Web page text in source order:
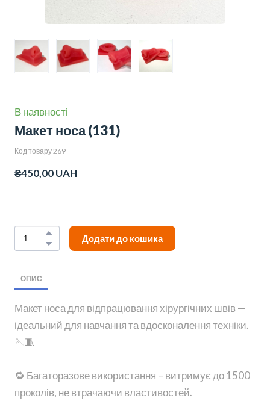
В наявності
Макет носа(131)
Код товару 269
₴450,00 UAH
Додати до кошика
ОПИС
Макет носа для відпрацювання хірургічних швів —
ідеальний для навчання та вдосконалення техніки.
🪡🧵
🔁 Багаторазове використання – витримує до 1500
проколів, не втрачаючи властивостей.